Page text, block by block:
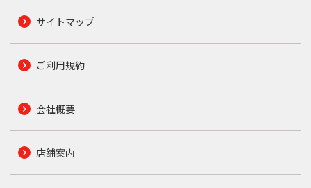
サイトマップ
ご利用規約
会社概要
店舗案内